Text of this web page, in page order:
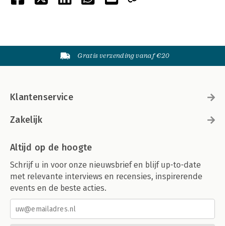
Gratis verzending vanaf €20
Klantenservice
Zakelijk
Altijd op de hoogte
Schrijf u in voor onze nieuwsbrief en blijf up-to-date
met relevante interviews en recensies, inspirerende
events en de beste acties.